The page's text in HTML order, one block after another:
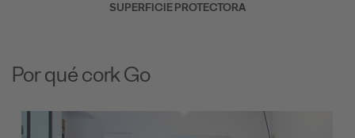
SUPERFICIE PROTECTORA
Por qué cork Go